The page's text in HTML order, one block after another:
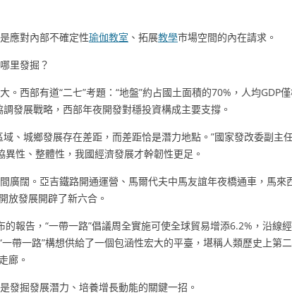
應對內部不確定性瑜伽教室 、拓展教學市場空間的內在請求。
里發掘？
。西部有道“二七”考題：“地盤”約占國土面積的70%，人均
發展戰略，西部年夜開發對穩投資構成主要支撐。
域、城鄉發展存在差距，而差距恰是潛力地點。”國家發改委副
異性、整體性，我國經濟發展才幹韌性更足。
廣闊。亞吉鐵路開通運營、馬爾代夫中馬友誼年夜橋通車，馬
放發展開辟了新六合。
的報告，“一帶一路”倡議周全實施可使全球貿易增添6.2%，沿
帶一路”構想供給了一個包涵性宏大的平臺，堪稱人類歷史上第
廊。
掘發展潛力、培養增長動能的關鍵一招。